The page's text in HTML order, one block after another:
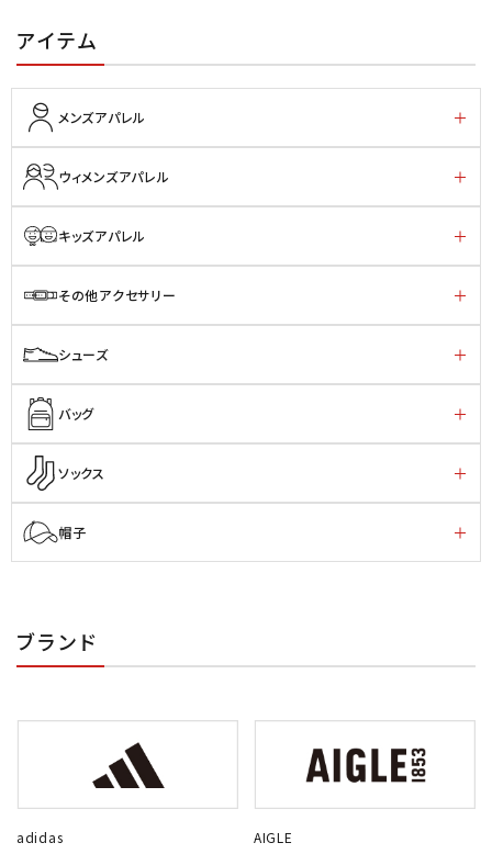
アイテム
メンズアパレル
ウィメンズアパレル
キッズアパレル
その他アクセサリー
シューズ
バッグ
ソックス
帽子
ブランド
adidas AIGLE